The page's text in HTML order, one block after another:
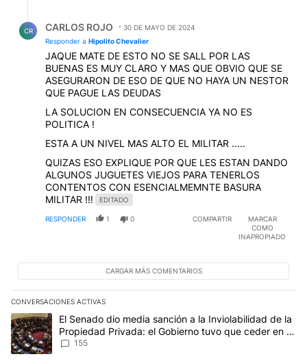
CR CARLOS ROJO
30 DE MAYO DE 2024
Responder a Hipolito Chevalier
JAQUE MATE DE ESTO NO SE SALL POR LAS
BUENAS ES MUY CLARO Y MAS QUE OBVIO QUE SE
ASEGURARON DE ESO DE QUE NO HAYA UN NESTOR
QUE PAGUE LAS DEUDAS
LA SOLUCION EN CONSECUENCIA YA NO ES
POLITICA !
ESTA A UN NIVEL MAS ALTO EL MILITAR .....
QUIZAS ESO EXPLIQUE POR QUE LES ESTAN DANDO
ALGUNOS JUGUETES VIEJOS PARA TENERLOS
CONTENTOS CON ESENCIALMEMNTE BASURA
MILITAR !!!
EDITADO
RESPONDER 1 0 COMPARTIR
MARCAR
COMO
INAPROPIADO
CARGAR MÁS COMENTARIOS
CONVERSACIONES ACTIVAS
Este listado muestra los artículos con más comentarios en los
Un artículo de tendencia con el título "El Senado dio media
El Senado dio media sanción a la Inviolabilidad de la
Propiedad Privada: el Gobierno tuvo que ceder en la
Ley del Manejo del Fuego
155